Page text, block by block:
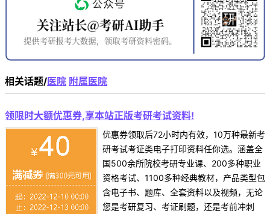
相关话题/医院 附属医院
领限时大额优惠券,享本站正版考研考试资料!
优惠券领取后72小时内有效，10万种最新考
研考试考证类电子打印资料任你选。涵盖全
国500余所院校考研专业课、200多种职业
资格考试、1100多种经典教材，产品类型包
含电子书、题库、全套资料以及视频，无论
您是考研复习、考证刷题，还是考前冲刺